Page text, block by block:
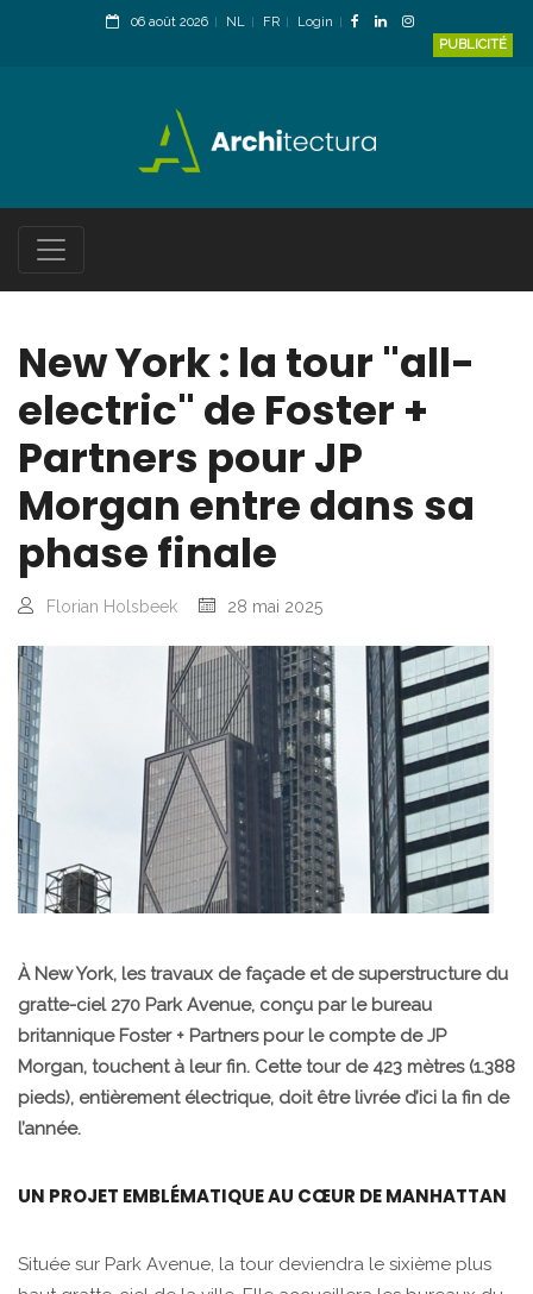
06 août 2026 NL FR
Login
PUBLICITÉ
New York : la tour "all-
electric" de Foster +
Partners pour JP
Morgan entre dans sa
phase finale
Florian Holsbeek 28 mai 2025
À New York, les travaux de façade et de superstructure du
gratte-ciel 270 Park Avenue, conçu par le bureau
britannique Foster + Partners pour le compte de JP
Morgan, touchent à leur fin. Cette tour de 423 mètres (1.388
pieds), entièrement électrique, doit être livrée d’ici la fin de
l’année.
UN PROJET EMBLÉMATIQUE AU CŒUR DE MANHATTAN
Située sur Park Avenue, la tour deviendra le sixième plus